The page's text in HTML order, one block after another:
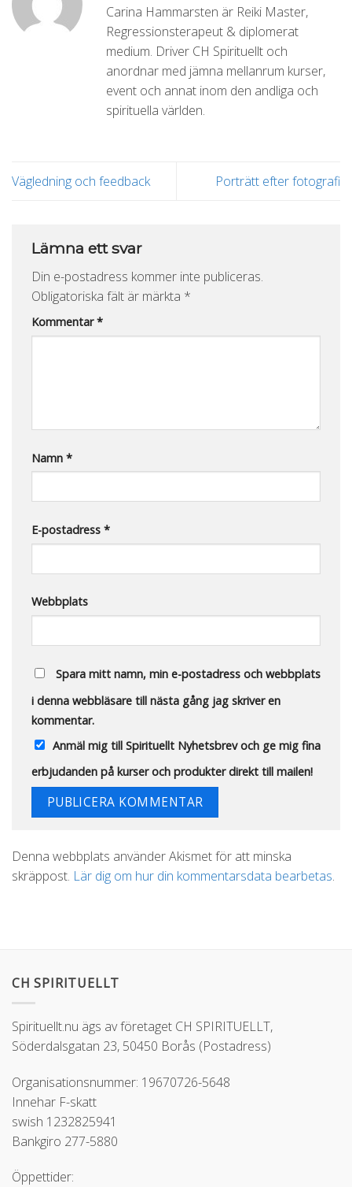
Carina Hammarsten är Reiki Master,
Regressionsterapeut & diplomerat
medium. Driver CH Spirituellt och
anordnar med jämna mellanrum kurser,
event och annat inom den andliga och
spirituella världen.
Vägledning och feedback Porträtt efter fotografi
Lämna ett svar
Din e-postadress kommer inte publiceras.
Obligatoriska fält är märkta *
Kommentar*
Namn *
E-postadress *
Webbplats
Spara mitt namn, min e-postadress och webbplats
i denna webbläsare till nästa gång jag skriver en
kommentar.
Anmäl mig till Spirituellt Nyhetsbrev och ge mig fina
erbjudanden på kurser och produkter direkt till mailen!
Denna webbplats använder Akismet för att minska
skräppost. Lär dig om hur din kommentarsdata bearbetas.
CH SPIRITUELLT
Spirituellt.nu ägs av företaget CH SPIRITUELLT,
Söderdalsgatan 23, 50450 Borås (Postadress)
Organisationsnummer: 19670726-5648
Innehar F-skatt
swish 1232825941
Bankgiro 277-5880
Öppettider: